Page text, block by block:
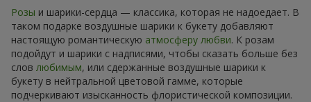
Розы и шарики-сердца — классика, которая не надоедает. В
таком подарке воздушные шарики к букету добавляют
настоящую романтическую атмосферу любви. К розам
подойдут и шарики с надписями, чтобы сказать больше без
слов любимым, или сдержанные воздушные шарики к
букету в нейтральной цветовой гамме, которые
подчеркивают изысканность флористической композиции.